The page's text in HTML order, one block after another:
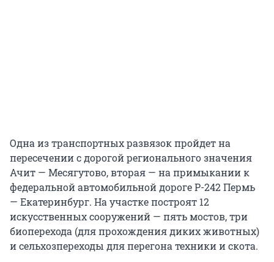
Одна из транспортных развязок пройдет на
пересечении с дорогой регионального значения
Ачит — Месягутово, вторая — на примыкании к
федеральной автомобильной дороге Р-242 Пермь
— Екатеринбург. На участке построят 12
искусственных сооружений — пять мостов, три
биоперехода (для прохождения диких животных)
и сельхозпереходы для перегона техники и скота.